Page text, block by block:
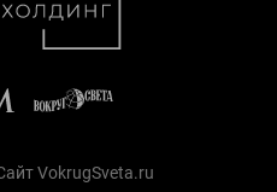
VokrugSveta.ru